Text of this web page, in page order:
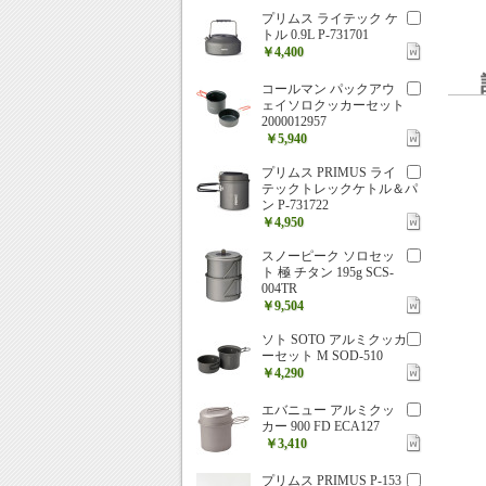
プリムス ライテック ケ
トル 0.9L P-731701
￥4,400
コールマン パックアウ
ェイソロクッカーセット
2000012957
￥5,940
プリムス PRIMUS ライ
テックトレックケトル＆パ
ン P-731722
￥4,950
スノーピーク ソロセッ
ト 極 チタン 195g SCS-
004TR
￥9,504
ソト SOTO アルミクッカ
ーセット M SOD-510
￥4,290
エバニュー アルミクッ
カー 900 FD ECA127
￥3,410
プリムス PRIMUS P-153